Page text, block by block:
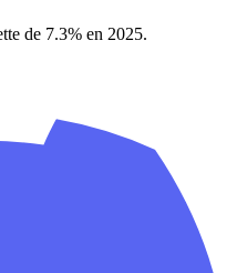
de 7.3% en 2025.